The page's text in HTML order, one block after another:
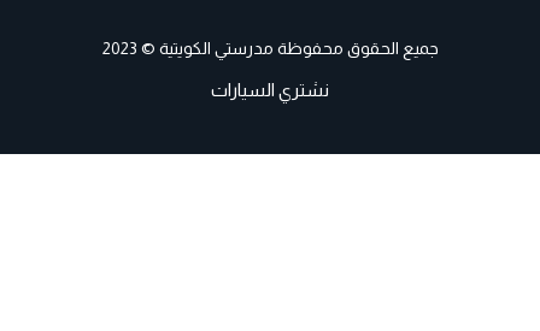
جميع الحقوق محفوظة مدرستي الكويتية © 2023
نشتري السيارات